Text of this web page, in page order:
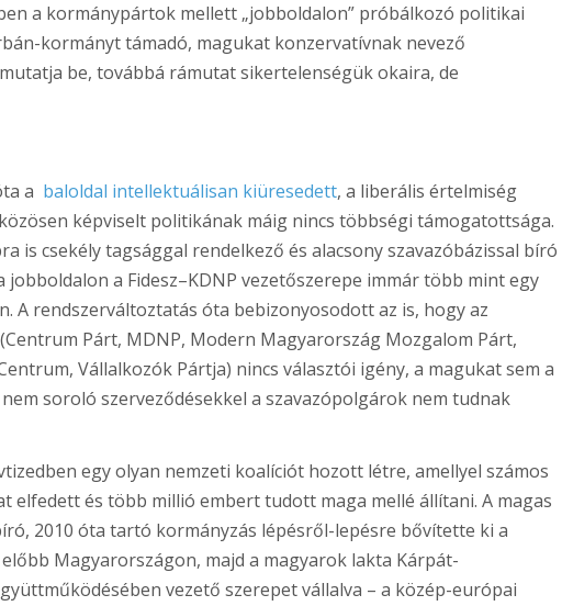
a kormánypártok mellett „jobboldalon” próbálkozó politikai
kormányt támadó, magukat konzervatívnak nevező
be, továbbá rámutat sikertelenségük okaira, de
a baloldal intellektuálisan kiüresedett, a liberális értelmiség
képviselt politikának máig nincs többségi támogatottsága.
is csekély tagsággal rendelkező és alacsony szavazóbázissal bíró
a Fidesz–KDNP vezetőszerepe immár több mint egy
A rendszerváltoztatás óta bebizonyosodott az is, hogy az
Párt, MDNP, Modern Magyarország Mozgalom Párt,
Vállalkozók Pártja) nincs választói igény, a magukat sem a
soroló szerveződésekkel a szavazópolgárok nem tudnak
egy olyan nemzeti koalíciót hozott létre, amellyel számos
elfedett és több millió embert tudott maga mellé állítani. A magas
2010 óta tartó kormányzás lépésről-lepésre bővítette ki a
Magyarországon, majd a magyarok lakta Kárpát-
vezető szerepet vállalva – a közép-európai